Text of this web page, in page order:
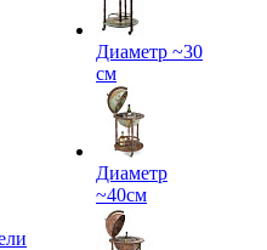
Диаметр ~30
см
Диаметр
~40см